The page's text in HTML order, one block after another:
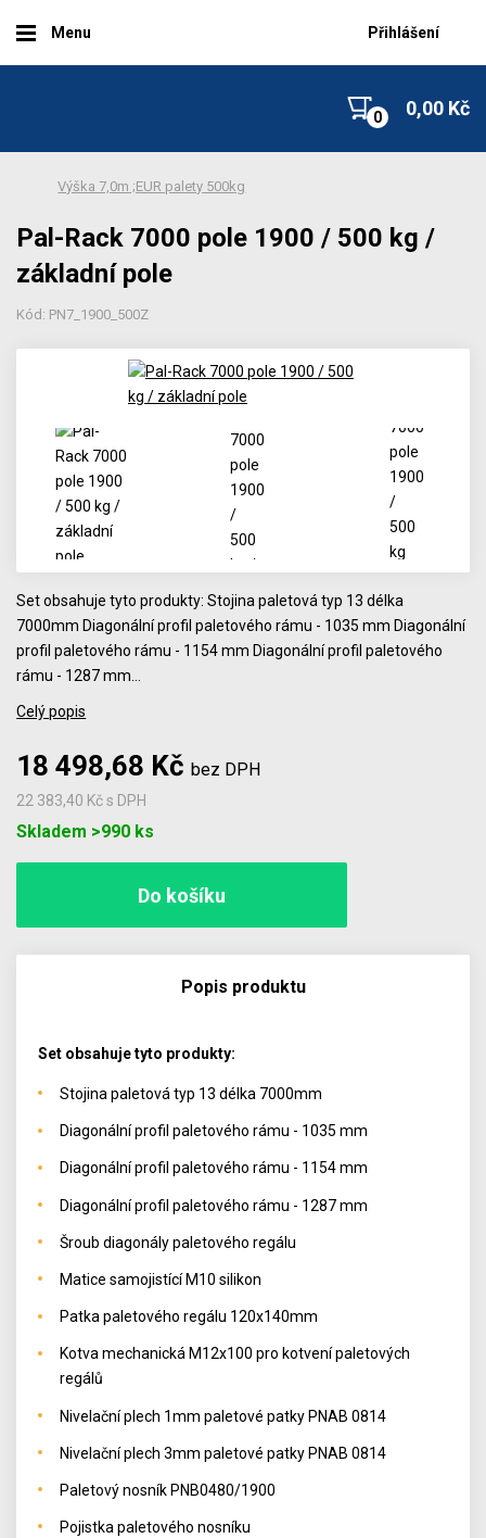
Menu Přihlášení
0,00 Kč
Výška 7,0m ;EUR palety 500kg
Pal-Rack 7000 pole 1900 / 500 kg /
základní pole
Kód: PN7_1900_500Z
Set obsahuje tyto produkty: Stojina paletová typ 13 délka
7000mm Diagonální profil paletového rámu - 1035 mm Diagonální
profil paletového rámu - 1154 mm Diagonální profil paletového
rámu - 1287 mm…
Celý popis
18 498,68 Kčbez DPH
22 383,40 Kčs DPH
Skladem >990 ks
Počet
Popis produktu
Set obsahuje tyto produkty:
Stojina paletová typ 13 délka 7000mm
Diagonální profil paletového rámu - 1035 mm
Diagonální profil paletového rámu - 1154 mm
Diagonální profil paletového rámu - 1287 mm
Šroub diagonály paletového regálu
Matice samojistící M10 silikon
Patka paletového regálu 120x140mm
Kotva mechanická M12x100 pro kotvení paletových
regálů
Nivelační plech 1mm paletové patky PNAB 0814
Nivelační plech 3mm paletové patky PNAB 0814
Paletový nosník PNB0480/1900
Pojistka paletového nosníku